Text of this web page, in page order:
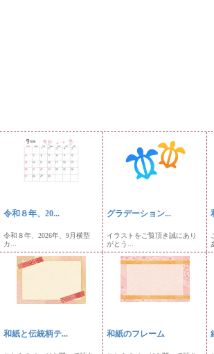
令和８年、20...
令和８年、2026年、9月横型
カ...
グラデーション...
イラストをご覧頂き誠にあり
がとう...
和紙と伝統柄テ... 和紙のフレーム